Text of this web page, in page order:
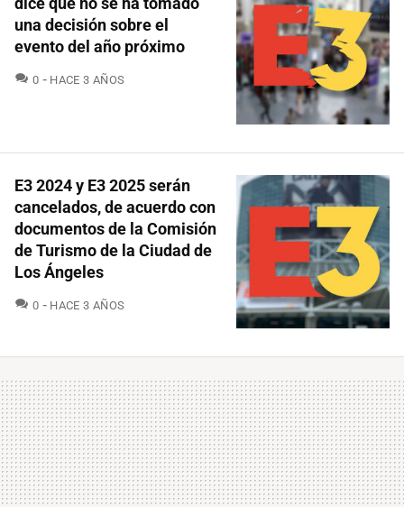
una decisión sobre el
evento del año próximo
0 COMENTARIOS
HACE 3 AÑOS
E3 2024 y E3 2025 serán
cancelados, de acuerdo con
documentos de la Comisión
de Turismo de la Ciudad de
Los Ángeles
0 COMENTARIOS
HACE 3 AÑOS